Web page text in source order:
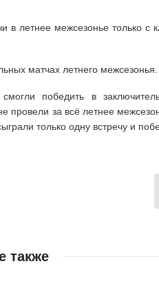
в летнее межсезонье только с
матчах летнего межсезонья.
победить в
провели за всё летнее
только одну встречу и
также